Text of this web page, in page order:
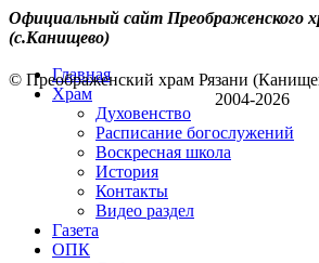
Официальный сайт Преображенского
(с.Канищево)
Главная
Храм
Духовенство
Расписание богослужений
Воскресная школа
История
Контакты
Видео раздел
Газета
ОПК
© Преображенский храм Рязани
2004-2026